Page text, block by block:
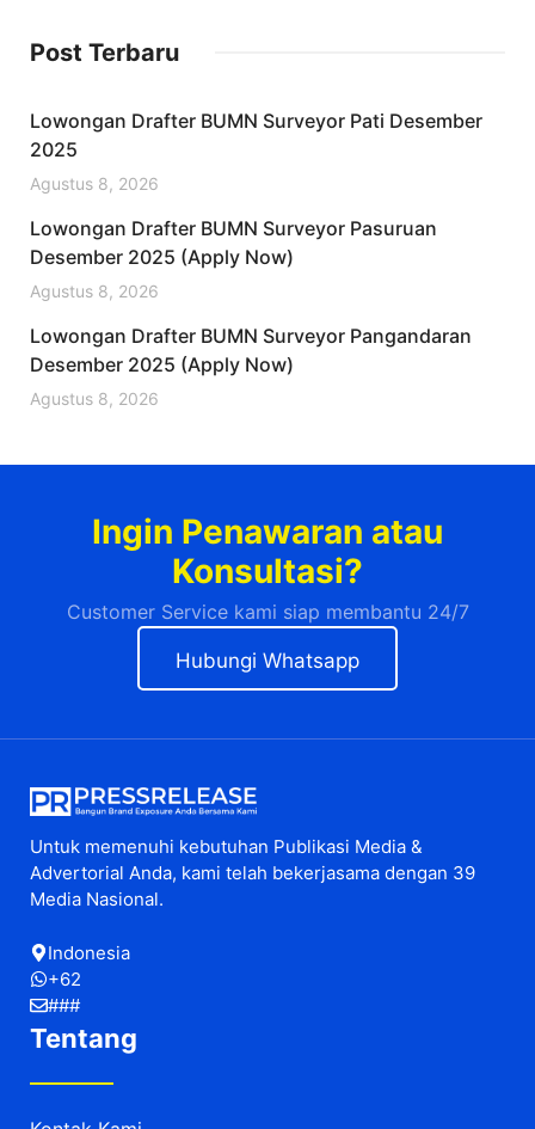
Post Terbaru
Lowongan Drafter BUMN Surveyor Pati Desember
2025
Agustus 8, 2026
Lowongan Drafter BUMN Surveyor Pasuruan
Desember 2025 (Apply Now)
Agustus 8, 2026
Lowongan Drafter BUMN Surveyor Pangandaran
Desember 2025 (Apply Now)
Agustus 8, 2026
Ingin Penawaran atau
Konsultasi?
Customer Service kami siap membantu 24/7
Hubungi Whatsapp
Untuk memenuhi kebutuhan Publikasi Media &
Advertorial Anda, kami telah bekerjasama dengan 39
Media Nasional.
Indonesia
+62
###
Tentang